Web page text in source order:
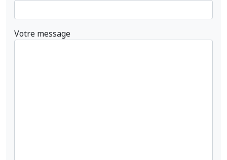
Votre message